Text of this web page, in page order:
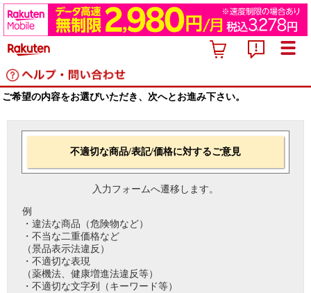
ご希望の内容をお選びいただき、次へとお進み下さい。
不適切な商品/表記/価格に対するご意見
入力フォームへ遷移します。
例
・違法な商品（危険物など）
・不当な二重価格など
（景品表示法違反）
・不適切な表現
（薬機法、健康増進法違反等）
・不適切な文字列（キーワード等）